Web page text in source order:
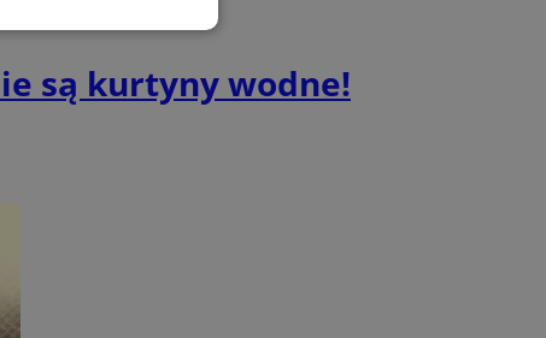
są kurtyny wodne!
użytkownika i